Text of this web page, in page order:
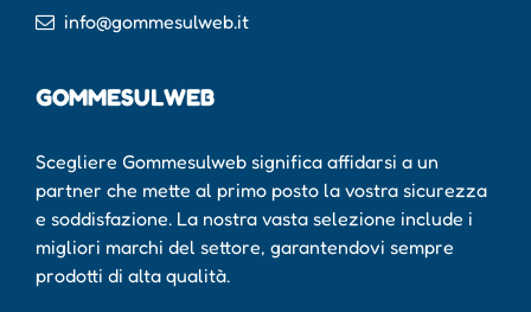
info@gommesulweb.it
GOMMESULWEB
Scegliere Gommesulweb significa affidarsi a un
partner che mette al primo posto la vostra sicurezza
e soddisfazione. La nostra vasta selezione include i
migliori marchi del settore, garantendovi sempre
prodotti di alta qualità.